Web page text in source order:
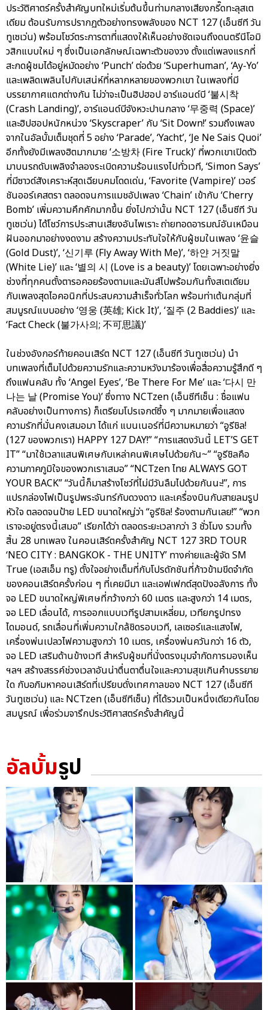
ประวัติศาตร์ครั้งสำคัญบทใหม่เริ่มต้นขึ้นท่ามกลางเสียงกรี๊ดทะลุสเต
เดียม ต้อนรับการปรากฏตัวอย่างทรงพลังของ NCT 127 (เอ็นซีที วัน
ทูเซเว่น) พร้อมโชว์ตระการตาที่แสดงให้เห็นอย่างชัดเจนถึงดนตรีนีโอมิ
วสิกแบบใหม่ ๆ ซึ่งเป็นเอกลักษณ์เฉพาะตัวของวง ตั้งแต่เพลงแรกที่
สะกดผู้ชมได้อยู่หมัดอย่าง ‘Punch’ ต่อด้วย ‘Superhuman’, ‘Ay-Yo’
และเพลิดเพลินไปกับเสน่ห์ที่หลากหลายของพวกเขา ในเพลงที่มี
บรรยากาศแตกต่างกัน ไม่ว่าจะเป็นฮิปฮอป อาร์แอนด์บี ‘불시착
(Crash Landing)’, อาร์แอนด์บีจังหวะปานกลาง ‘무중력 (Space)’
และฮิปฮอปหนักหน่วง ‘Skyscraper’ กับ ‘Sit Down!’ รวมถึงเพลง
จากในอัลบั้มเต็มชุดที่ 5 อย่าง ‘Parade’, ‘Yacht’, ‘Je Ne Sais Quoi’
อีกทั้งยังมีเพลงฮิตมากมาย ‘소방차 (Fire Truck)’ ที่พวกเขาเปิดตัว
มาบนรถดับเพลิงจำลองระเบิดความร้อนแรงไปทั่วเวที, ‘Simon Says’
ที่มีซาวด์สังเคราะห์สุดเฉียบคมโดดเด่น, ‘Favorite (Vampire)’ เวอร์
ชันออร์เคสตรา ตลอดจนการแมชอัปเพลง ‘Chain’ เข้ากับ ‘Cherry
Bomb’ เพิ่มความคึกคักมากขึ้น ยิ่งไปกว่านั้น NCT 127 (เอ็นซีที วัน
ทูเซเว่น) ได้โชว์การประสานเสียงอันไพเราะ ถ่ายทอดอารมณ์อันเหมือน
ฝันออกมาอย่างงดงาม สร้างความประทับใจให้กับผู้ชมในเพลง ‘윤슬
(Gold Dust)’, ‘신기루 (Fly Away With Me)’, ‘하얀 거짓말
(White Lie)’ และ ‘별의 시 (Love is a beauty)’ โดยเฉพาะอย่างยิ่ง
ช่วงที่ทุกคนตั้งตารอคอยร้องตามและมันส์ไปพร้อมกันทั้งสเตเดียม
กับเพลงสุดไอคอนิกที่ประสบความสำเร็จทั่วโลก พร้อมท่าเต้นกลุ่มที่
สมบูรณ์แบบอย่าง ‘영웅 (英雄; Kick It)’, ‘질주 (2 Baddies)’ และ
‘Fact Check (불가사의; 不可思議)’
ในช่วงอังกอร์ท้ายคอนเสิร์ต NCT 127 (เอ็นซีที วันทูเซเว่น) นำ
บทเพลงที่เต็มไปด้วยความรักและความหวังมาร้องเพื่อสื่อความรู้สึกดี ๆ
ถึงแฟนคลับ ทั้ง ‘Angel Eyes’, ‘Be There For Me’ และ ‘다시 만
나는 날 (Promise You)’ ซึ่งทาง NCTzen (เอ็นซีทีเซ็น : ชื่อแฟน
คลับอย่างเป็นทางการ) ก็เตรียมโปรเจกต์ซึ้ง ๆ มากมายเพื่อแสดง
ความรักที่มั่นคงเสมอมา ได้แก่ แบนเนอร์ที่มีความหมายว่า “อูรีชิล!
(127 ของพวกเรา) HAPPY 127 DAY!” “การแสดงวันนี้ LET’S GET
IT” “มาใช้เวลาแสนพิเศษกับเหล่าคนพิเศษไปด้วยกัน~” “อูรีชิลคือ
ความภาคภูมิใจของพวกเราเสมอ” “NCTzen ไทย ALWAYS GOT
YOUR BACK” “วันนี้ก็มาสร้างโชว์ที่ไม่มีวันลืมไปด้วยกันนะ!”, การ
แปรกล่องไฟเป็นรูปพระจันทร์กับดวงดาว และเครื่องบินกับสายลมรูป
หัวใจ ตลอดจนป้าย LED ขนาดใหญ่ว่า “อูรีชิล! ร้องตามกันเลย!” “พวก
เราจะอยู่ตรงนี้เสมอ” เรียกได้ว่า ตลอดระยะเวลากว่า 3 ชั่วโมง รวมทั้ง
สิ้น 28 บทเพลง ในคอนเสิร์ตครั้งสำคัญ NCT 127 3RD TOUR
‘NEO CITY : BANGKOK - THE UNITY’ ทางค่ายและผู้จัด SM
True (เอสเอ็ม ทรู) ตั้งใจอย่างเต็มที่กับโปรดักชันที่ก้าวข้ามขีดจำกัด
ของคอนเสิร์ตครั้งก่อน ๆ ที่เคยมีมา และเอฟเฟกต์สุดปังอลังการ ทั้ง
จอ LED ขนาดใหญ่พิเศษที่กว้างกว่า 60 เมตร และสูงกว่า 14 เมตร,
จอ LED เลื่อนได้, การออกแบบเวทีรูปสามเหลี่ยม, เวทียกรูปทรง
ไดมอนด์, รถเลื่อนที่เพิ่มความใกล้ชิดรอบเวที, เลเซอร์และแสงไฟ,
เครื่องพ่นเปลวไฟความสูงกว่า 10 เมตร, เครื่องพ่นควันกว่า 16 ตัว,
จอ LED เสริมด้านข้างเวที สำหรับผู้ชมที่นั่งตรงมุมจำกัดการมองเห็น
ฯลฯ สร้างสรรค์ช่วงเวลาอันน่าตื่นตาตื่นใจและความสุขเกินคำบรรยาย
ใด กับอภิมหาคอนเสิร์ตที่เปรียบดั่งเทศกาลของ NCT 127 (เอ็นซีที
วันทูเซเว่น) และ NCTzen (เอ็นซีทีเซ็น) ที่ได้รวมเป็นหนึ่งเดียวกันโดย
สมบูรณ์ เพื่อร่วมจารึกประวัติศาสตร์ครั้งสำคัญนี้
อัลบั้มรูป